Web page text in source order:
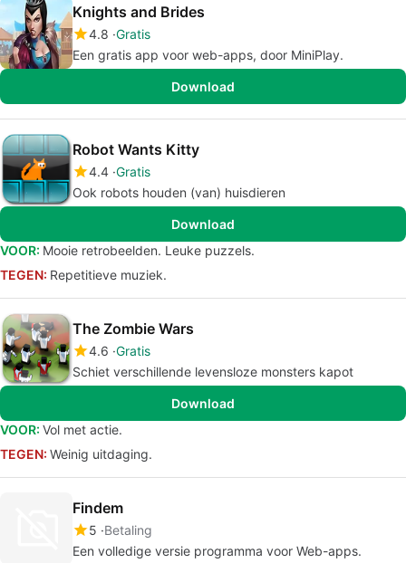
Knights and Brides
4.8 Gratis
Een gratis app voor web-apps, door MiniPlay.
Download
Robot Wants Kitty
4.4 Gratis
Ook robots houden (van) huisdieren
Download
VOOR: Mooie retrobeelden. Leuke puzzels.
TEGEN: Repetitieve muziek.
The Zombie Wars
4.6 Gratis
Schiet verschillende levensloze monsters kapot
Download
VOOR: Vol met actie.
TEGEN: Weinig uitdaging.
Findem
5 Betaling
Een volledige versie programma voor Web-apps.